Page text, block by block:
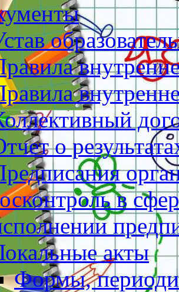
о
в
акты
Формы,